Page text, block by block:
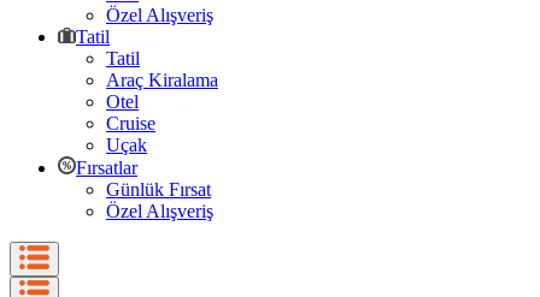
Özel Alışveriş
Tatil
Tatil
Araç Kiralama
Otel
Cruise
Uçak
Fırsatlar
Günlük Fırsat
Özel Alışveriş